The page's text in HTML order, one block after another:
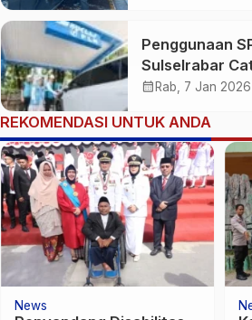
Penggunaan
Sulselrabar
Kenaikan Tiga
calendar_month Rab, 7 Jan 2026
REKOMENDASI UNTUK ANDA
News